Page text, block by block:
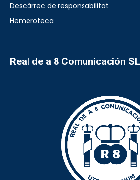
Descàrrec de responsabilitat
Hemeroteca
Real de a 8 Comunicación SL